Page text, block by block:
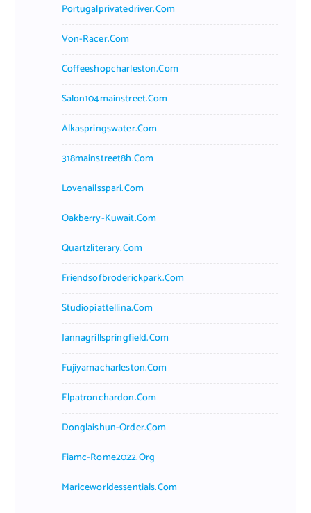
Portugalprivatedriver.com
Von-Racer.com
Coffeeshopcharleston.com
Salon104mainstreet.com
Alkaspringswater.com
318mainstreet8h.com
Lovenailsspari.com
Oakberry-Kuwait.com
Quartzliterary.com
Friendsofbroderickpark.com
Studiopiattellina.com
Jannagrillspringfield.com
Fujiyamacharleston.com
Elpatronchardon.com
Donglaishun-Order.com
Fiamc-Rome2022.org
Mariceworldessentials.com